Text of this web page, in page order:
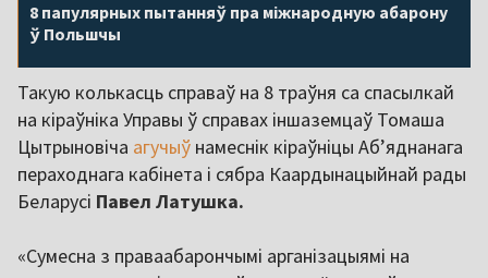
8 папулярных пытанняў пра міжнародную абарону
ў Польшчы
Такую колькасць справаў на 8 траўня са спасылкай
на кіраўніка Управы ў справах іншаземцаў Томаша
Цытрыновіча агучыў намеснік кіраўніцы Аб’яднанага
пераходнага кабінета і сябра Каардынацыйнай рады
Беларусі Павел Латушка.
«Сумесна з праваабарончымі арганізацыямі на